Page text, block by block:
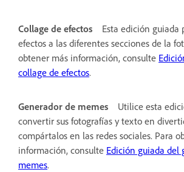
Collage de efectos
Esta edición guiada
efectos a las diferentes secciones de la
obtener más información, consulte
collage de efectos.
Generador de memes
Utilice esta
convertir sus fotografías y texto en
compártalos en las redes sociales. Para
información, consulte Edición guiada del
memes.